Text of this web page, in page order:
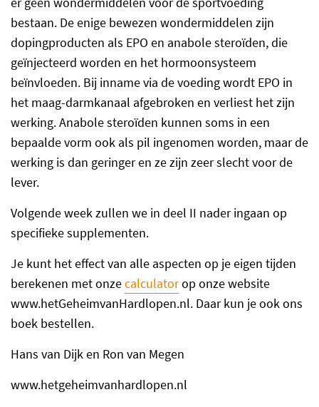
bestaan. De enige bewezen wondermiddelen zijn
dopingproducten als EPO en anabole steroïden, die
geïnjecteerd worden en het hormoonsysteem
beïnvloeden. Bij inname via de voeding wordt EPO in
het maag-darmkanaal afgebroken en verliest het zijn
werking. Anabole steroïden kunnen soms in een
bepaalde vorm ook als pil ingenomen worden, maar de
werking is dan geringer en ze zijn zeer slecht voor de
lever.
Volgende week zullen we in deel II nader ingaan op
specifieke supplementen.
Je kunt het effect van alle aspecten op je eigen tijden
berekenen met onzecalculatorop onze website
www.hetGeheimvanHardlopen.nl. Daar kun je ook ons
boek bestellen.
Hans van Dijk en Ron van Megen
www.hetgeheimvanhardlopen.nl